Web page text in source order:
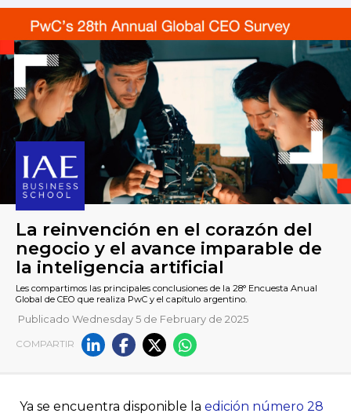
La reinvención en el
la inteligencia artificial
Publicado Wednesday 5 de February de 2025
COMPARTIR
Ya se encuentra disponible la edición número 28